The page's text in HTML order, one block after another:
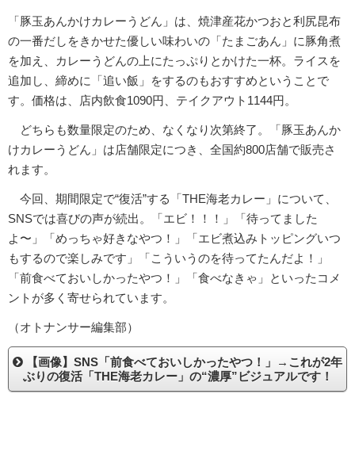
「豚玉あんかけカレーうどん」は、焼津産花かつおと利尻昆布
の一番だしをきかせた優しい味わいの「たまごあん」に豚角煮
を加え、カレーうどんの上にたっぷりとかけた一杯。ライスを
追加し、締めに「追い飯」をするのもおすすめということで
す。価格は、店内飲食1090円、テイクアウト1144円。
どちらも数量限定のため、なくなり次第終了。「豚玉あんか
けカレーうどん」は店舗限定につき、全国約800店舗で販売さ
れます。
今回、期間限定で“復活”する「THE海老カレー」について、
SNSでは喜びの声が続出。「エビ！！！」「待ってました
よ〜」「めっちゃ好きなやつ！」「エビ煮込みトッピングいつ
もするので楽しみです」「こういうのを待ってたんだよ！」
「前食べておいしかったやつ！」「食べなきゃ」といったコメ
ントが多く寄せられています。
（オトナンサー編集部）
【画像】SNS「前食べておいしかったやつ！」→これが2年
ぶりの復活「THE海老カレー」の“濃厚”ビジュアルです！